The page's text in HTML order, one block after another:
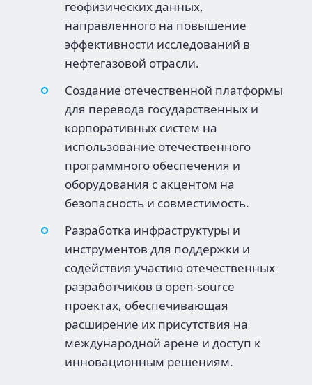
геофизических данных,
направленного на повышение
эффективности исследований в
нефтегазовой отрасли.
Создание отечественной платформы
для перевода государственных и
корпоративных систем на
использование отечественного
программного обеспечения и
оборудования с акцентом на
безопасность и совместимость.
Разработка инфраструктуры и
инструментов для поддержки и
содействия участию отечественных
разработчиков в open-source
проектах, обеспечивающая
расширение их присутствия на
международной арене и доступ к
инновационным решениям.